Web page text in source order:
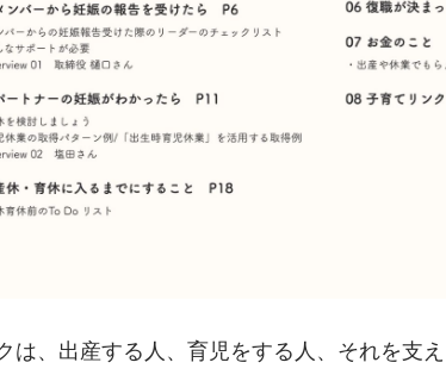
は、出産する人、育児をする人、それを支え